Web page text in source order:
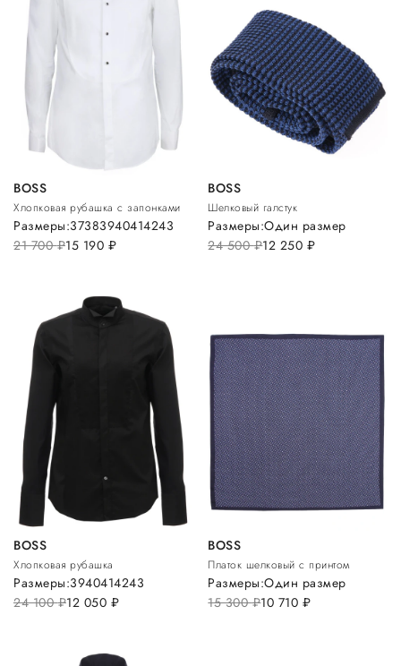
BOSS
Хлопковая рубашка с запонками
21 700руб.15 190 руб.
Размеры:37383940414243
BOSS
Шелковый галстук
24 500руб.12 250 руб.
Размеры:Один размер
BOSS
Хлопковая рубашка
24 100руб.12 050 руб.
Размеры:3940414243
BOSS
Платок шелковый с принтом
15 300руб.10 710 руб.
Размеры:Один размер